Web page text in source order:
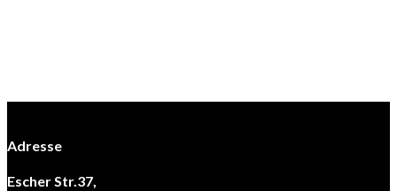
Adresse
Escher Str.37,